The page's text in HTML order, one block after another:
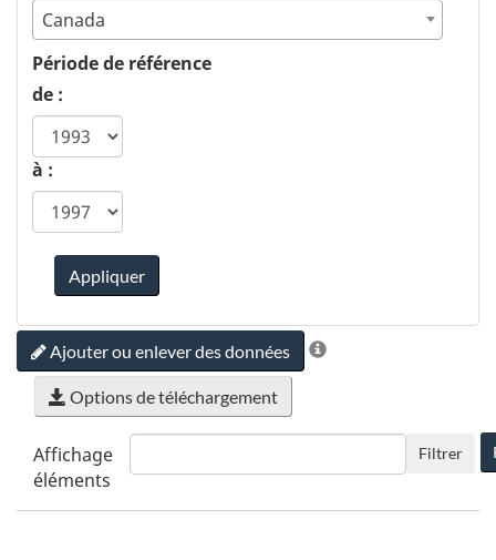
Canada
Période de référence
de :
à :
Appliquer
Ajouter ou enlever des données
Options de téléchargement
Affichage
éléments
Filtrer